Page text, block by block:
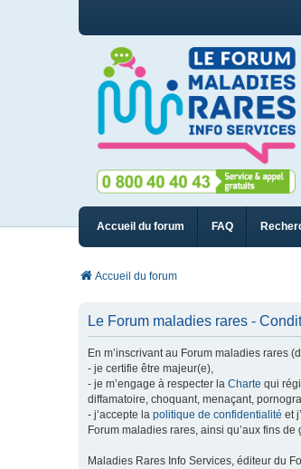
Accueil du forum FAQ
Accueil du forum
Le Forum maladies rares -
En m’inscrivant au Forum maladies rares
- je certifie être majeur(e),
- je m’engage à respecter la Charte qui
diffamatoire, choquant, menaçant,
- j’accepte la politique de confidentialité et
Forum maladies rares, ainsi qu’aux fins
Maladies Rares Info Services, éditeur du